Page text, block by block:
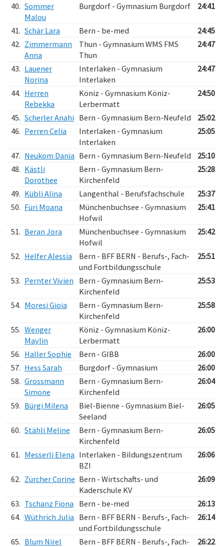
40. Sommer
Malou
Burgdorf - Gymnasium Burgdorf 24:41
41. Schär Lara Bern - be-med
24:45
42. Zimmermann
Anna
Thun - Gymnasium WMS FMS
Thun
24:47
43. Lauener
Norina
Interlaken - Gymnasium
Interlaken
24:47
44. Herren
Rebekka
Köniz - Gymnasium Köniz-
Lerbermatt
24:50
45. Scherler Anahi Bern - Gymnasium Bern-Neufeld
25:02
46. Perren Celia
Interlaken - Gymnasium
Interlaken
25:05
47. Neukom Dania Bern - Gymnasium Bern-Neufeld
25:10
48. Kästli
Dorothee
Bern - Gymnasium Bern-
Kirchenfeld
25:28
49. Kübli Alina Langenthal - Berufsfachschule
25:37
50. Füri Moana
Münchenbuchsee - Gymnasium
Hofwil
25:41
51. Beran Jora
Münchenbuchsee - Gymnasium
Hofwil
25:42
52. Helfer Alessia
Bern - BFF BERN - Berufs-, Fach-
und Fortbildungsschule
25:51
53. Pernter Vivien
Bern - Gymnasium Bern-
Kirchenfeld
25:53
54. Moresi Gioia
Bern - Gymnasium Bern-
Kirchenfeld
25:58
55. Wenger
Maylin
Köniz - Gymnasium Köniz-
Lerbermatt
26:00
56. Haller Sophie Bern - GIBB
26:00
57. Hess Sarah Burgdorf - Gymnasium
26:00
58. Grossmann
Simone
Bern - Gymnasium Bern-
Kirchenfeld
26:04
59. Bürgi Milena
Biel-Bienne - Gymnasium Biel-
Seeland
26:05
60. Stähli Meline
Bern - Gymnasium Bern-
Kirchenfeld
26:05
61. Messerli Elena Interlaken - Bildungszentrum
BZI
26:06
62. Zürcher Corine Bern - Wirtschafts- und
Kaderschule KV
26:09
63. Tschanz Fiona Bern - be-med
26:13
64. Wüthrich Julia Bern - BFF BERN - Berufs-, Fach-
und Fortbildungsschule
26:14
65. Blum Nirel
Bern - BFF BERN - Berufs-, Fach-
26:22